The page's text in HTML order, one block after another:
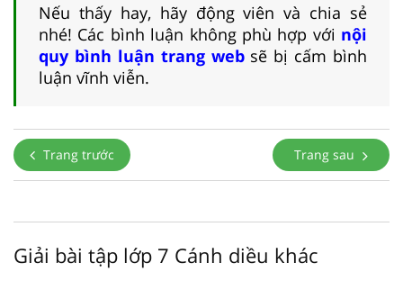
Nếu thấy hay, hãy động viên và chia sẻ
nhé! Các bình luận không phù hợp với nội
quy bình luận trang websẽ bị cấm bình
luận vĩnh viễn.
Trang trước Trang sau
Giải bài tập lớp 7 Cánh diều khác